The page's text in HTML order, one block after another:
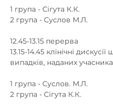
1 група - Сігута К.К.
2 група - Суслов М.Л.
12.45-13.15 перерва
13.15-14.45 клінічні дискусії
випадків, наданих
1 група - Суслов. М.Л.
2 група - Сігута К.К.